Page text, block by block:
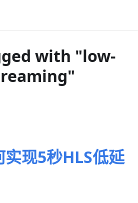
with "low-
现5秒HLS低延